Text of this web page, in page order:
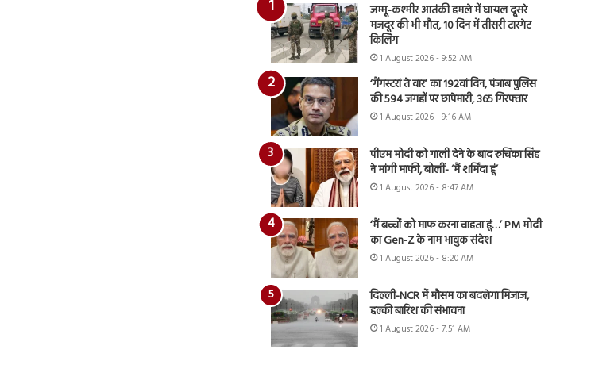
जम्मू-कश्मीर आतंकी हमले में घायल दूसरे
मजदूर की भी मौत, 10 दिन में तीसरी टारगेट
किलिंग
1 August 2026 - 9:52 AM
‘गैंगस्टरां ते वार’ का 192वां दिन, पंजाब पुलिस
की 594 जगहों पर छापेमारी, 365 गिरफ्तार
1 August 2026 - 9:16 AM
पीएम मोदी को गाली देने के बाद रुचिका सिंह
ने मांगी माफी, बोलीं- ‘मैं शर्मिंदा हूं’
1 August 2026 - 8:47 AM
‘मैं बच्चों को माफ करना चाहता हूं…’ PM मोदी
का Gen-Z के नाम भावुक संदेश
1 August 2026 - 8:20 AM
दिल्ली-NCR में मौसम का बदलेगा मिजाज,
हल्की बारिश की संभावना
1 August 2026 - 7:51 AM